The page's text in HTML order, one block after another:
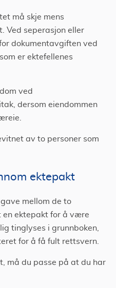
må skje mens
Ved seperasjon eller
dokumentavgiften ved
er ektefellenes
ved
dersom eiendommen
av to personer som
ektepakt
gave mellom de to
en ektepakt for å være
tinglyses i grunnboken,
for å få fult rettsvern.
må du passe på at du har